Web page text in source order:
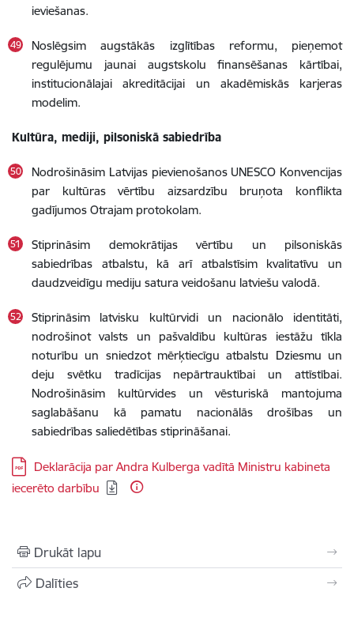
ieviešanas.
Noslēgsim augstākās izglītības reformu, pieņemot
regulējumu jaunai augstskolu finansēšanas kārtībai,
institucionālajai akreditācijai un akadēmiskās karjeras
modelim.
Kultūra, mediji, pilsoniskā sabiedrība
Nodrošināsim Latvijas pievienošanos UNESCO Konvencijas
par kultūras vērtību aizsardzību bruņota konflikta
gadījumos Otrajam protokolam.
Stiprināsim demokrātijas vērtību un pilsoniskās
sabiedrības atbalstu, kā arī atbalstīsim kvalitatīvu un
daudzveidīgu mediju satura veidošanu latviešu valodā.
Stiprināsim latvisku kultūrvidi un nacionālo identitāti,
nodrošinot valsts un pašvaldību kultūras iestāžu tīkla
noturību un sniedzot mērķtiecīgu atbalstu Dziesmu un
deju svētku tradīcijas nepārtrauktībai un attīstībai.
Nodrošināsim kultūrvides un vēsturiskā mantojuma
saglabāšanu kā pamatu nacionālās drošības un
sabiedrības saliedētības stiprināšanai.
Lejupielādēt:
Deklarācija par Andra Kulberga vadītā Ministru kabineta
iecerēto darbību
Drukāt lapu
Dalīties